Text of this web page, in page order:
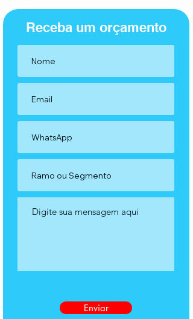
Receba um orçamento
Enviar